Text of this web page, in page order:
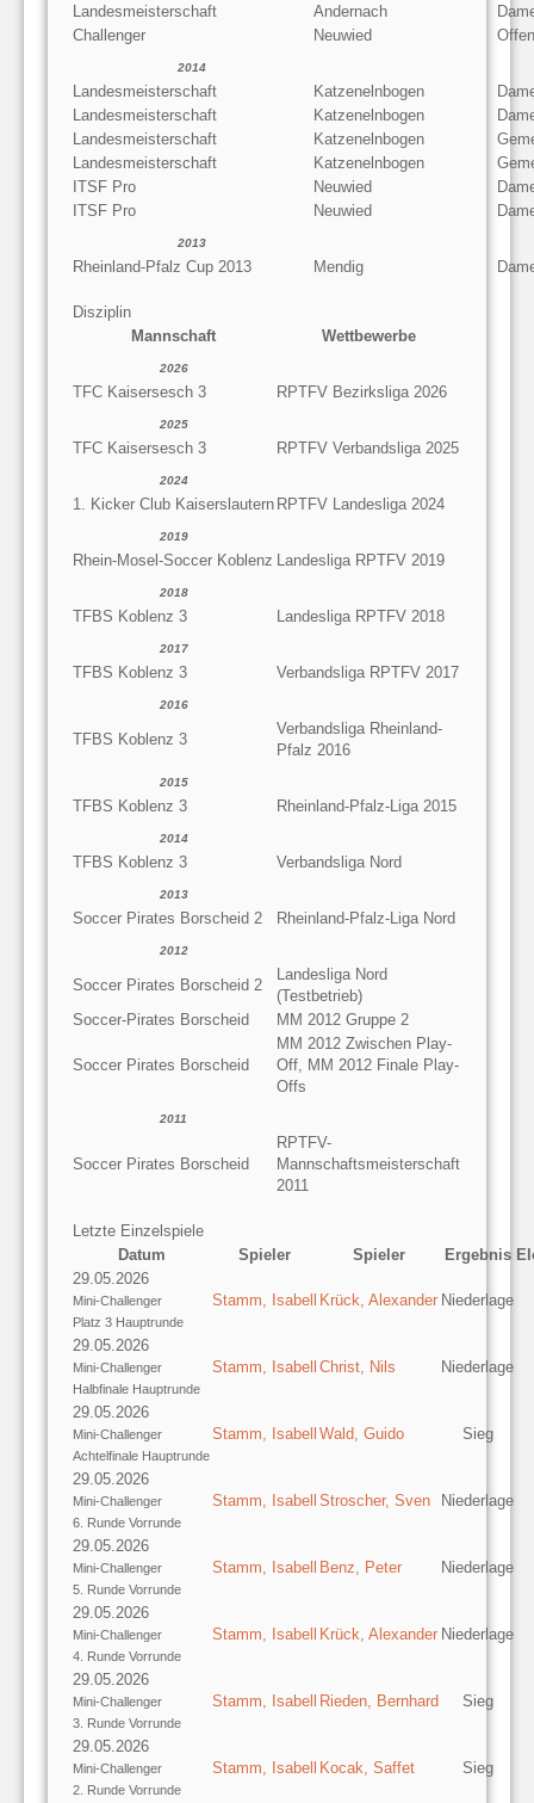
Landesmeisterschaft
Andernach
Challenger
Neuwied
2014
Landesmeisterschaft Katzenelnbogen
Landesmeisterschaft
Katzenelnbogen
Landesmeisterschaft
Katzenelnbogen
Landesmeisterschaft
Katzenelnbogen
ITSF Pro
Neuwied
ITSF Pro
Neuwied
2013
Rheinland-Pfalz Cup 2013 Mendig
Disziplin
Mannschaft
Wettbewerbe
2026
TFC Kaisersesch 3 RPTFV Bezirksliga 2026
2025
TFC Kaisersesch 3 RPTFV Verbandsliga 2025
2024
1. Kicker Club Kaiserslautern RPTFV Landesliga 2024
2019
Rhein-Mosel-Soccer Koblenz Landesliga RPTFV 2019
2018
TFBS Koblenz 3 Landesliga RPTFV 2018
2017
TFBS Koblenz 3 Verbandsliga RPTFV 2017
2016
TFBS Koblenz 3
Verbandsliga Rheinland-
Pfalz 2016
2015
TFBS Koblenz 3 Rheinland-Pfalz-Liga 2015
2014
TFBS Koblenz 3 Verbandsliga Nord
2013
Soccer Pirates Borscheid 2 Rheinland-Pfalz-Liga Nord
2012
Soccer Pirates Borscheid 2
Landesliga Nord
(Testbetrieb)
Soccer-Pirates Borscheid
MM 2012 Gruppe 2
Soccer Pirates Borscheid
MM 2012 Zwischen Play-
Off, MM 2012 Finale Play-
Offs
2011
Soccer Pirates Borscheid
RPTFV-
Mannschaftsmeisterschaft
2011
Letzte Einzelspiele
Datum
Spieler Spieler Ergebnis
29.05.2026
Mini-Challenger
Platz 3 Hauptrunde
Stamm, Isabell Krück, Alexander Niederlage
29.05.2026
Mini-Challenger
Halbfinale Hauptrunde
Stamm, Isabell Christ, Nils Niederlage
29.05.2026
Mini-Challenger
Achtelfinale Hauptrunde
Stamm, Isabell Wald, Guido Sieg
29.05.2026
Mini-Challenger
6. Runde Vorrunde
Stamm, Isabell Stroscher, Sven Niederlage
29.05.2026
Mini-Challenger
5. Runde Vorrunde
Stamm, Isabell Benz, Peter Niederlage
29.05.2026
Mini-Challenger
4. Runde Vorrunde
Stamm, Isabell Krück, Alexander Niederlage
29.05.2026
Mini-Challenger
3. Runde Vorrunde
Stamm, Isabell Rieden, Bernhard Sieg
29.05.2026
Mini-Challenger
2. Runde Vorrunde
Stamm, Isabell Kocak, Saffet Sieg